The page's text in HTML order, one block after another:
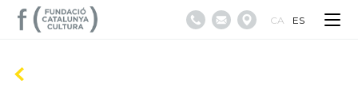
CA ES